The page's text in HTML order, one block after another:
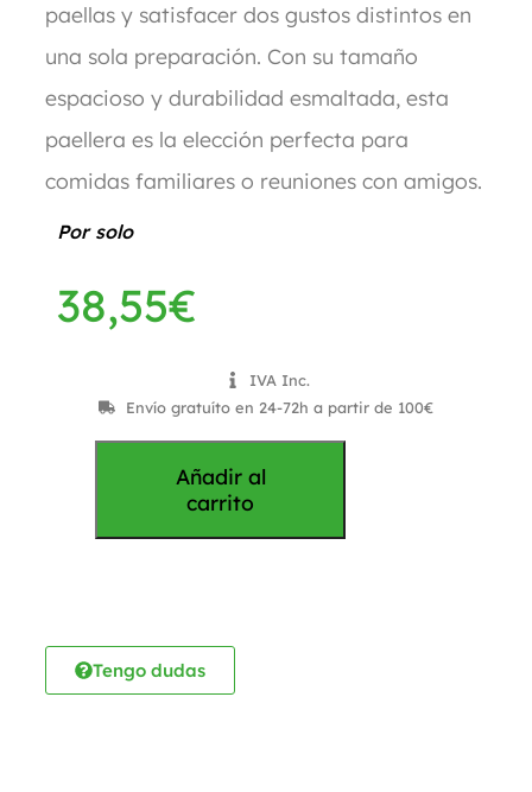
paellas y satisfacer dos gustos distintos en
una sola preparación. Con su tamaño
espacioso y durabilidad esmaltada, esta
paellera es la elección perfecta para
comidas familiares o reuniones con amigos.
Por solo
38,55€
IVA Inc.
Envío gratuíto en 24-72h a partir de 100€
Añadir al
carrito
Tengo dudas